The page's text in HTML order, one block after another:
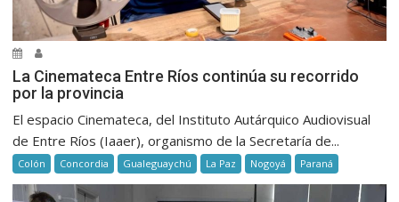
La Cinemateca Entre Ríos continúa su recorrido
por la provincia
El espacio Cinemateca, del Instituto Autárquico Audiovisual
de Entre Ríos (Iaaer), organismo de la Secretaría de...
Colón Concordia Gualeguaychú La Paz Nogoyá Paraná